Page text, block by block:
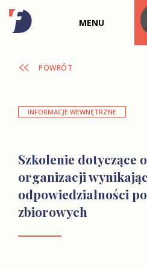
MENU
POWRÓT
INFORMACJE WEWNĘTRZNE
Szkolenie dotyczące
organizacji
odpowiedzialności
zbiorowych